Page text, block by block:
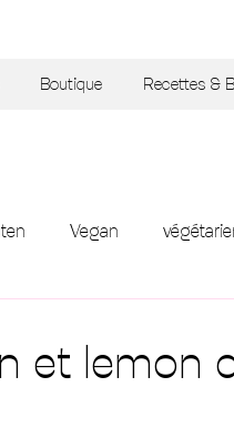
Boutique Recettes &
Vegan
et lemon